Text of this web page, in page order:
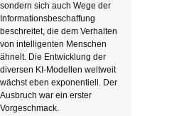
sondern sich auch Wege der
Informationsbeschaffung
beschreitet, die dem Verhalten
von intelligenten Menschen
ähnelt. Die Entwicklung der
diversen KI-Modellen weltweit
wächst eben exponentiell. Der
Ausbruch war ein erster
Vorgeschmack.